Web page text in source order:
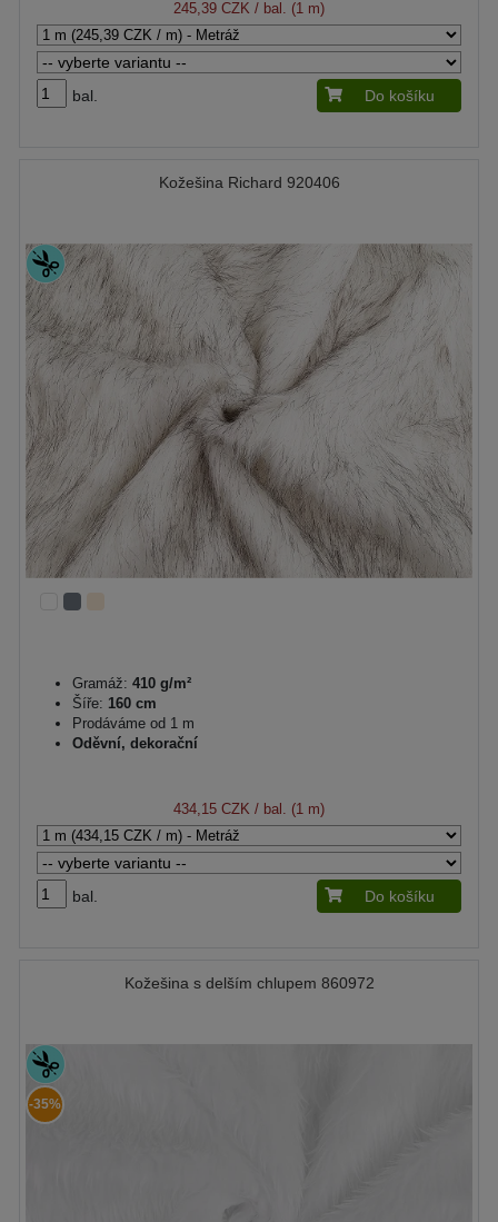
245,39 CZK / bal. (1 m)
bal. Do košíku
Kožešina Richard 920406
Gramáž: 410 g/m²
Šíře: 160 cm
Prodáváme od 1 m
Oděvní, dekorační
434,15 CZK / bal. (1 m)
bal. Do košíku
Kožešina s delším chlupem 860972
-35%